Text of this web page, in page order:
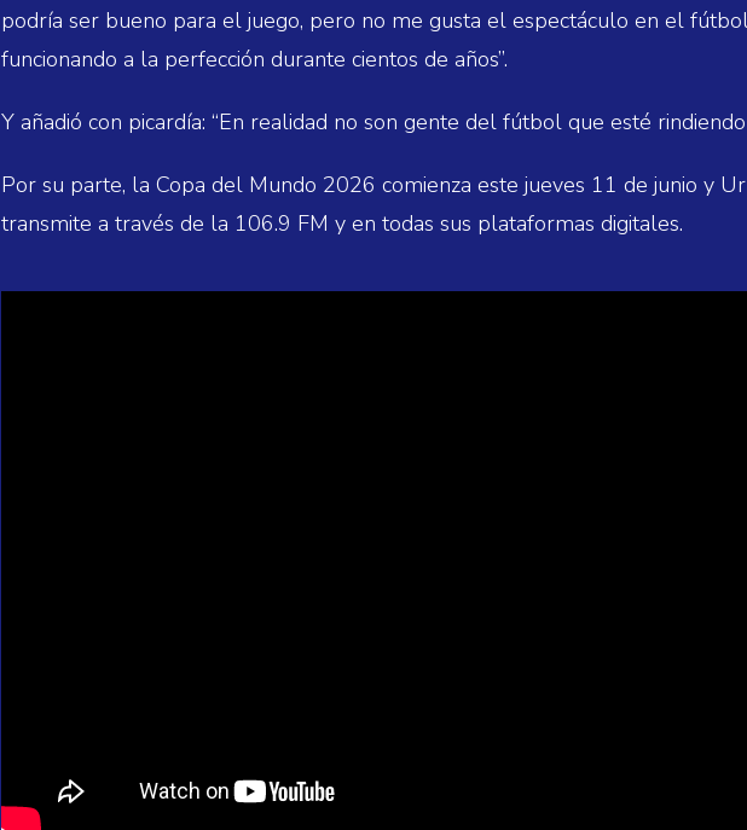
podría ser bueno para el juego, pero no me gusta el espectáculo en el
funcionando a la perfección durante cientos de años”.
Y añadió con picardía: “En realidad no son gente del fútbol que esté rindiendo
Por su parte, la Copa del Mundo 2026 comienza este jueves 11 de junio y
transmite a través de la 106.9 FM y en todas sus plataformas digitales.